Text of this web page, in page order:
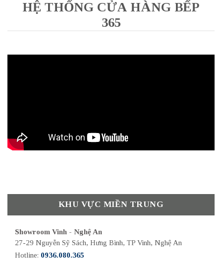
HỆ THỐNG CỬA HÀNG BẾP
365
KHU VỰC MIỀN TRUNG
Showroom Vinh - Nghệ An
27-29 Nguyễn Sỹ Sách, Hưng Bình, TP Vinh, Nghệ An
Hotline: 0936.080.365